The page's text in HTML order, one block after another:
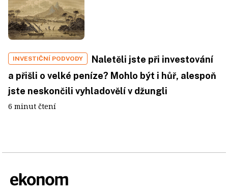
INVESTIČNÍ PODVODY
Naletěli jste při investování
a přišli o velké peníze? Mohlo být i hůř, alespoň
jste neskončili vyhladovělí v džungli
6 minut čtení